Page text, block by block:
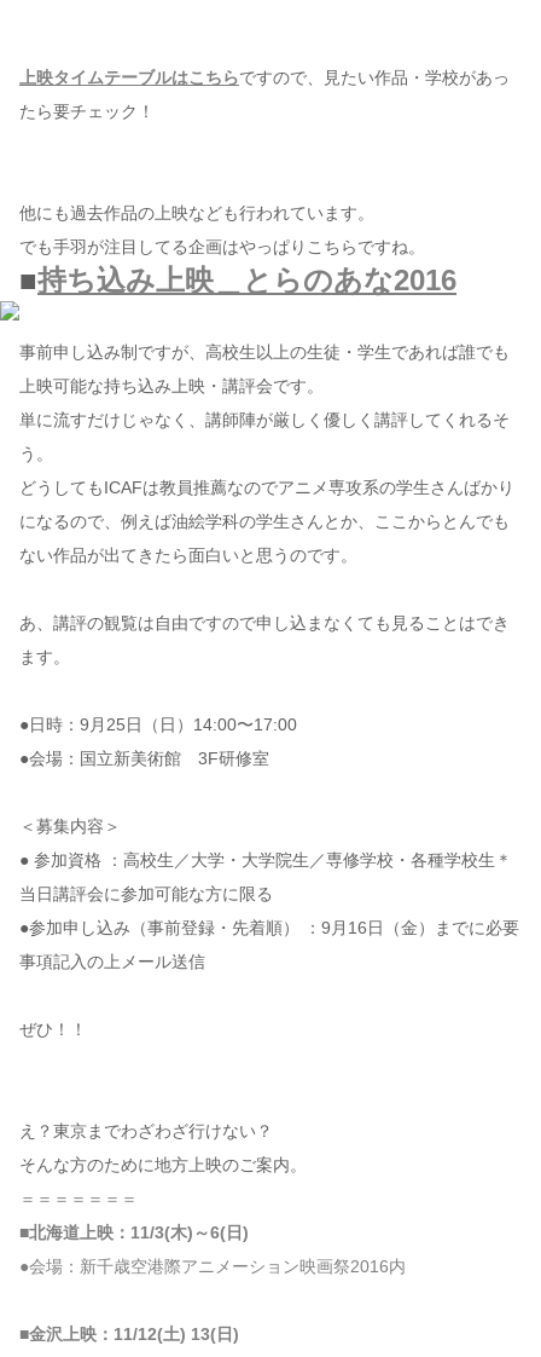
上映タイムテーブルはこちらですので、見たい作品・学校があっ
たら要チェック！
他にも過去作品の上映なども行われています。
でも手羽が注目してる企画はやっぱりこちらですね。
■持ち込み上映＿とらのあな2016
事前申し込み制ですが、高校生以上の生徒・学生であれば誰でも
上映可能な持ち込み上映・講評会です。
単に流すだけじゃなく、講師陣が厳しく優しく講評してくれるそ
う。
どうしてもICAFは教員推薦なのでアニメ専攻系の学生さんばかり
になるので、例えば油絵学科の学生さんとか、ここからとんでも
ない作品が出てきたら面白いと思うのです。
あ、講評の観覧は自由ですので申し込まなくても見ることはでき
ます。
●日時：9月25日（日）14:00〜17:00
●会場：国立新美術館 3F研修室
＜募集内容＞
● 参加資格 ：高校生／大学・大学院生／専修学校・各種学校生＊
当日講評会に参加可能な方に限る
●参加申し込み（事前登録・先着順） ：9月16日（金）までに必要
事項記入の上メール送信
ぜひ！！
え？東京までわざわざ行けない？
そんな方のために地方上映のご案内。
＝＝＝＝＝＝＝
■北海道上映：11/3(木)～6(日)
●会場：新千歳空港際アニメーション映画祭2016内
■金沢上映：11/12(土) 13(日)